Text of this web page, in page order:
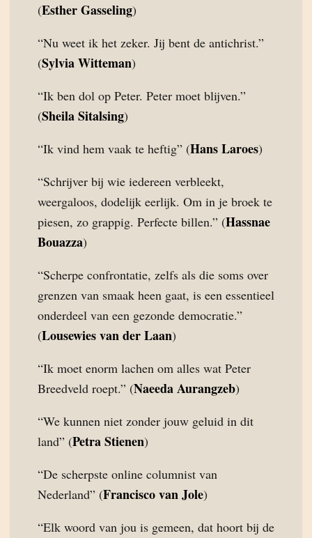
(Esther Gasseling)
“Nu weet ik het zeker. Jij bent de antichrist.”
(Sylvia Witteman)
“Ik ben dol op Peter. Peter moet blijven.”
(Sheila Sitalsing)
“Ik vind hem vaak te heftig” (Hans Laroes)
“Schrijver bij wie iedereen verbleekt,
weergaloos, dodelijk eerlijk. Om in je broek te
piesen, zo grappig. Perfecte billen.” (Hassnae
Bouazza)
“Scherpe confrontatie, zelfs als die soms over
grenzen van smaak heen gaat, is een essentieel
onderdeel van een gezonde democratie.”
(Lousewies van der Laan)
“Ik moet enorm lachen om alles wat Peter
Breedveld roept.” (Naeeda Aurangzeb)
“We kunnen niet zonder jouw geluid in dit
land” (Petra Stienen)
“De scherpste online columnist van
Nederland” (Francisco van Jole)
“Elk woord van jou is gemeen, dat hoort bij de